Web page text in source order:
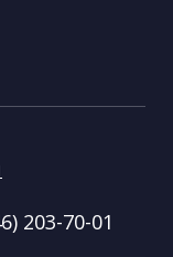
203-70-01